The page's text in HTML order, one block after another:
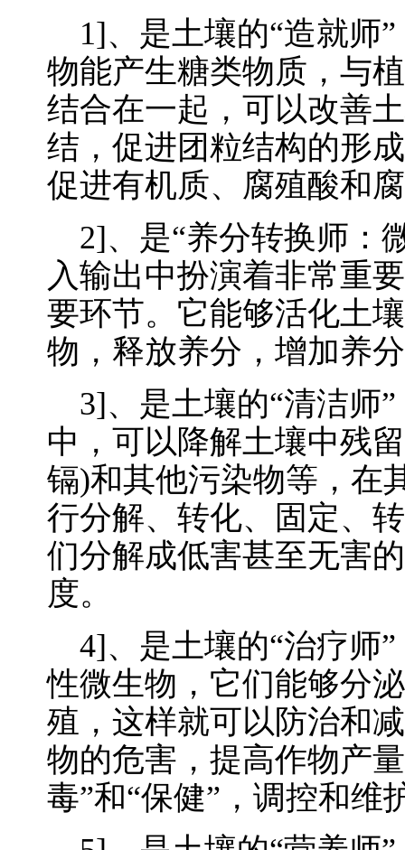
1]、是土壤的“造就师
物能产生糖类物质，与
结合在一起，可以改善
结，促进团粒结构的形
促进有机质、腐殖酸和
2]、是“养分转换师：
入输出中扮演着非常重
要环节。它能够活化土
物，释放养分，增加养
3]、是土壤的“清洁师
中，可以降解土壤中残
镉)和其他污染物等，在
行分解、转化、固定、
们分解成低害甚至无害
度。
4]、是土壤的“治疗师
性微生物，它们能够分
殖，这样就可以防治和
物的危害，提高作物产
毒”和“保健”，调控和维